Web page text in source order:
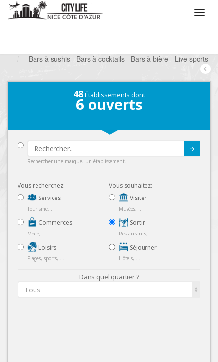
Bars à sushis - Bars à cocktails - Bars à bière - Live sports
48Établissements dont
6 ouverts
Rechercher une marque, un établissement...
Vous recherchez:
Services
Tourisme, ...
Commerces
Mode, ...
Loisirs
Plages, sports, ...
Vous souhaitez:
Visiter
Musées, ...
Sortir
Restaurants, ...
Séjourner
Hôtels, ...
Dans quel quartier ?
Tous